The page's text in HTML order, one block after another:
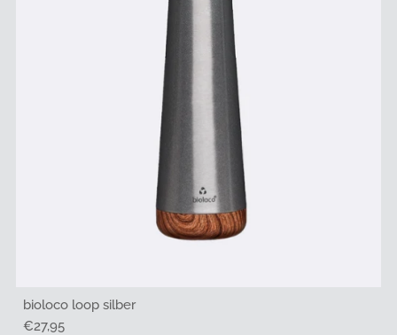
bioloco loop silber
Regulärer
€27,95